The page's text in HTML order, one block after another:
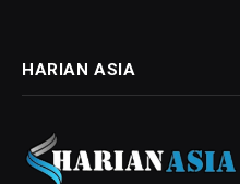
HARIAN ASIA